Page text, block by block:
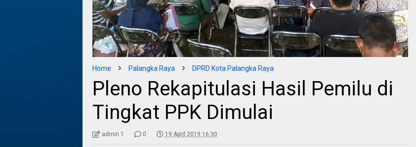
Home Palangka Raya DPRD Kota Palangka Raya
Pleno Rekapitulasi Hasil Pemilu di
Tingkat PPK Dimulai
admin 1 0 19 April 2019 16:30